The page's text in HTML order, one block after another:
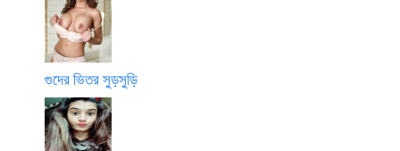
গুদের ভিতর সুড়সুড়ি